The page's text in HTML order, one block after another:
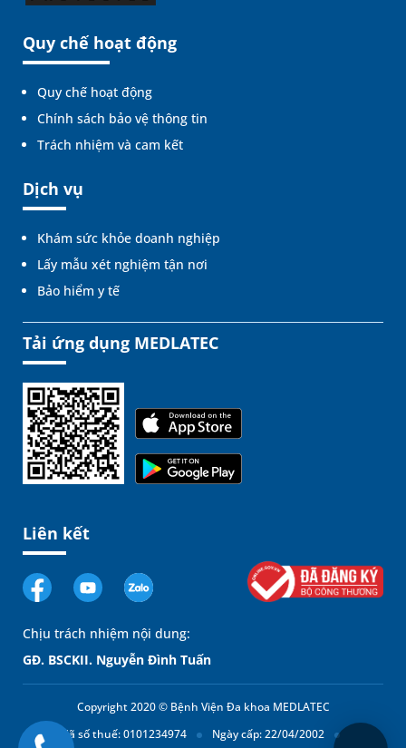
Quy chế hoạt động
Quy chế hoạt động
Chính sách bảo vệ thông tin
Trách nhiệm và cam kết
Dịch vụ
Khám sức khỏe doanh nghiệp
Lấy mẫu xét nghiệm tận nơi
Bảo hiểm y tế
Tải ứng dụng MEDLATEC
Liên kết
Chịu trách nhiệm nội dung:
GĐ. BSCKII. Nguyễn Đình Tuấn
Copyright 2020 © Bệnh Viện Đa khoa MEDLATEC
Mã số thuế: 0101234974
Ngày cấp: 22/04/2002